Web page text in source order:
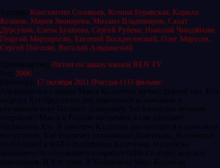
Актеры: Константин Соловьев, Ксения Буравская, Кирилл
Козаков, Мария Звонарева, Михаил Владимиров, Сахат
Дурсунов, Елена Бушуева, Сергей Рубеко, Николай Чиндяйкин,
Георгий Мартиросян, Евгений Воскресенский, Олег Марусев,
Сергей Погосян, Виталий Альшанский
Производство: Питон по заказу канала REN TV
Год: 2006
Премьера: 17 октября 2011 (Россия-1) О фильме:
Американского актера Макса Каллогена мучает дурной сон. Его
подруга Кэт предлагает ему обратиться за помощью к
психоаналитику Патрику Доберману. Тот в качестве лечения
отправляет Макса в Россию на съемки, а сам начинает
обхаживать Кэт. В самолете Каллоген расслабляется в компании
попутчиков. Кэт отвергает ухаживания Добермана. В отместку
он сообщает в ФБР о похищении Каллогена. На поиски
знаменитости отправляются сержант О'Нил и отряд морских
пехотинцев. И Кэт тоже. В Хабаровске Макс Каллоген